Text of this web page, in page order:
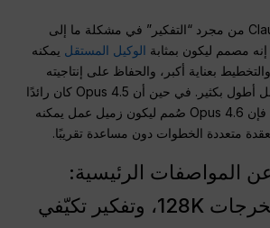
ينتقل Claude Opus 4.6 من مجرد “التفكير” في مشكلة ما إلى
إنه مصمم ليكون بمثابة الوكيل المستقل يمكنه
بعناية أكبر، والحفاظ على إنتاجيته
على مدار جلسات عمل أطول بكثير. في حين أن Opus 4.5 كان رائدًا
في التفكير المنطقي، فإن Opus 4.6 صُمم ليكون زميل عمل يمكنه
متعددة الخطوات دون مساعدة تقريبًا.
المواصفات الرئيسية: